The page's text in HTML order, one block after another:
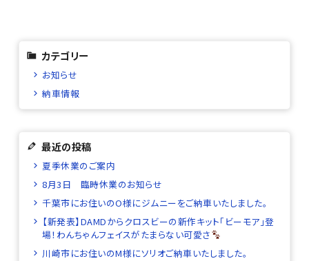
カテゴリー
お知らせ
納車情報
最近の投稿
夏季休業のご案内
8月3日 臨時休業のお知らせ
千葉市にお住いのO様にジムニーをご納車いたしました。
【新発表】DAMDからクロスビーの新作キット「ビーモア」登
場！わんちゃんフェイスがたまらない可愛さ
川崎市にお住いのM様にソリオご納車いたしました。